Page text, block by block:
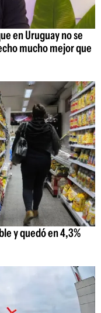
en Uruguay no se
mucho mejor que
y quedó en 4,3%